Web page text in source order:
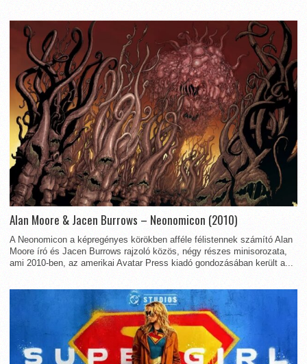
Alan Moore & Jacen Burrows – Neonomicon (2010)
A Neonomicon a képregényes körökben afféle félistennek számító Alan
Moore író és Jacen Burrows rajzoló közös, négy részes minisorozata,
ami 2010-ben, az amerikai Avatar Press kiadó gondozásában került a...